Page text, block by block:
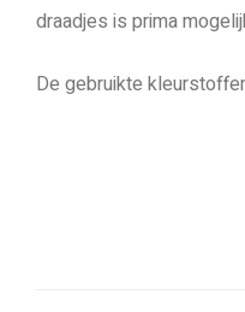
draadjes is prima
De gebruikte